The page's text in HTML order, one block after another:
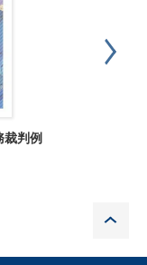
係で重要になる事
る利害
の受益者への重要事
裁判例